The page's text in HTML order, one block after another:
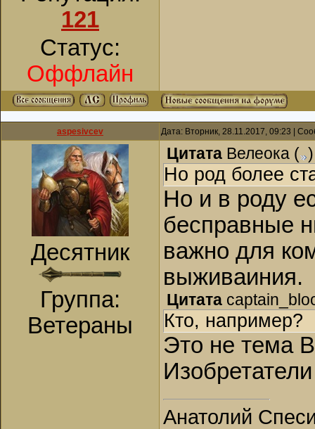
121
Статус:
Оффлайн
aspesivcev Дата: Вторник, 28.11.2017, 09:23 |
Десятник
Группа:
Ветераны
Цитата Велеока ( )
Но род более
Но и в роду
бесправные
важно для
выживаиния.
Цитата
Кто, например?
Это не тема
Анатолий